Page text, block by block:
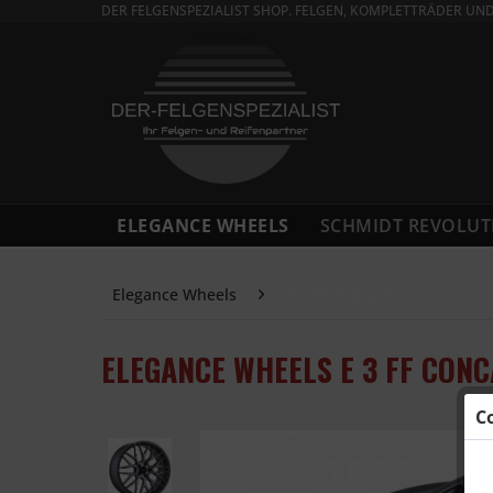
DER FELGENSPEZIALIST SHOP. FELGEN, KOMPLETTRÄDER
ELEGANCE WHEELS SCHMIDT
Elegance Wheels
ELEGANCE WHEELS E 3 FF